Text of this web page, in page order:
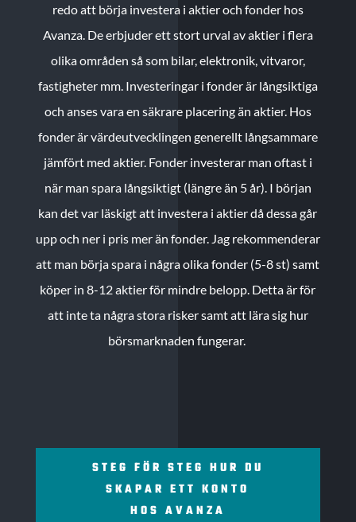
redo att börja investera i aktier och fonder hos
Avanza. De erbjuder ett stort urval av aktier i flera
olika områden så som bilar, elektronik, vitvaror,
fastigheter mm. Investeringar i fonder är långsiktiga
och anses vara en säkrare placering än aktier. Hos
fonder är värdeutvecklingen generellt långsammare
jämfört med aktier. Fonder investerar man oftast i
när man spara långsiktigt (längre än 5 år). I början
kan det var läskigt att investera i aktier då dessa går
upp och ner i pris mer än fonder. Jag rekommenderar
att man börja spara i några olika fonder (5-8 st) samt
köper in 8-12 aktier för mindre belopp. Detta är för
att inte ta några stora risker samt att lära sig hur
börsmarknaden fungerar.
STEG FÖR STEG HUR DU
SKAPAR ETT KONTO
HOS AVANZA